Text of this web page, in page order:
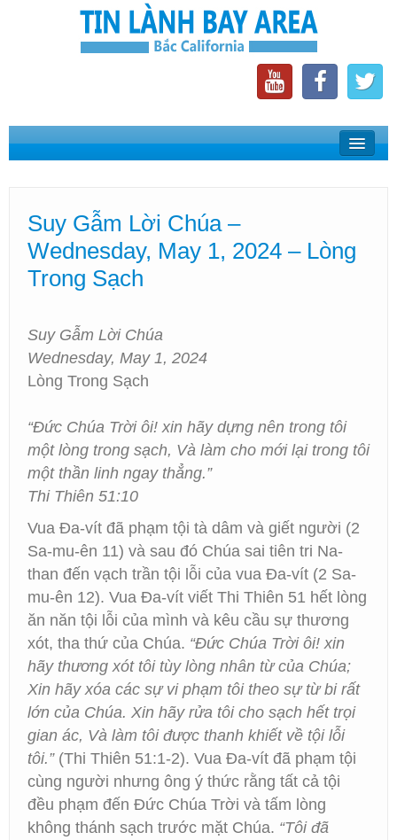
Home
Phát Thanh Tin Lành Bay Area
Các Hội Thánh Bắc California
Suy Gẫm Lời Chúa –
Wednesday, May 1, 2024 – Lòng
Trong Sạch
Suy Gẫm Lời Chúa
Wednesday, May 1, 2024
Lòng Trong Sạch
“Đức Chúa Trời ôi! xin hãy dựng nên trong tôi
một lòng trong sạch, Và làm cho mới lại trong tôi
một thần linh ngay thẳng.”
Thi Thiên 51:10
Vua Đa-vít đã phạm tội tà dâm và giết người (2
Sa-mu-ên 11) và sau đó Chúa sai tiên tri Na-
than đến vạch trần tội lỗi của vua Đa-vít (2 Sa-
mu-ên 12). Vua Đa-vít viết Thi Thiên 51 hết lòng
ăn năn tội lỗi của mình và kêu cầu sự thương
xót, tha thứ của Chúa. “Đức Chúa Trời ôi! xin
hãy thương xót tôi tùy lòng nhân từ của Chúa;
Xin hãy xóa các sự vi phạm tôi theo sự từ bi rất
lớn của Chúa. Xin hãy rửa tôi cho sạch hết trọi
gian ác, Và làm tôi được thanh khiết về tội lỗi
tôi.”(Thi Thiên 51:1-2). Vua Đa-vít đã phạm tội
cùng người nhưng ông ý thức rằng tất cả tội
đều phạm đến Đức Chúa Trời và tấm lòng
không thánh sạch trước mặt Chúa. “Tôi đã